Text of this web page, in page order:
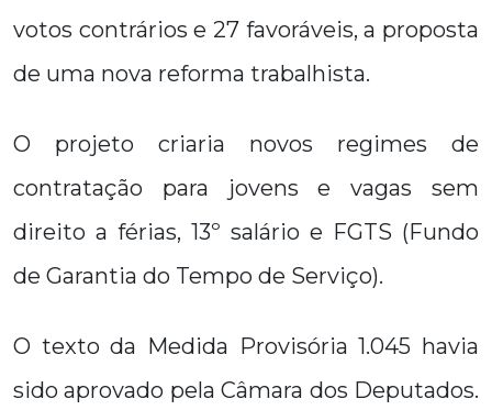
votos contrários e 27 favoráveis, a proposta
de uma nova reforma trabalhista.
O projeto criaria novos regimes de
contratação para jovens e vagas sem
direito a férias, 13º salário e FGTS (Fundo
de Garantia do Tempo de Serviço).
O texto da Medida Provisória 1.045 havia
sido aprovado pela Câmara dos Deputados.